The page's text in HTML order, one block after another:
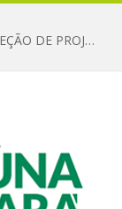
CHAMAMENTO PÚBLICO Nº 01/2026 – SELEÇÃO DE PROJETOS PARA FIRMAR TERMO DE EXECUÇÃO CULTURAL COM RECURSOS DA POLÍTICA NACIONAL ALDIR BLANC DE FOMENTO À CULTURA – PNAB (LEI Nº 14.399/2022)